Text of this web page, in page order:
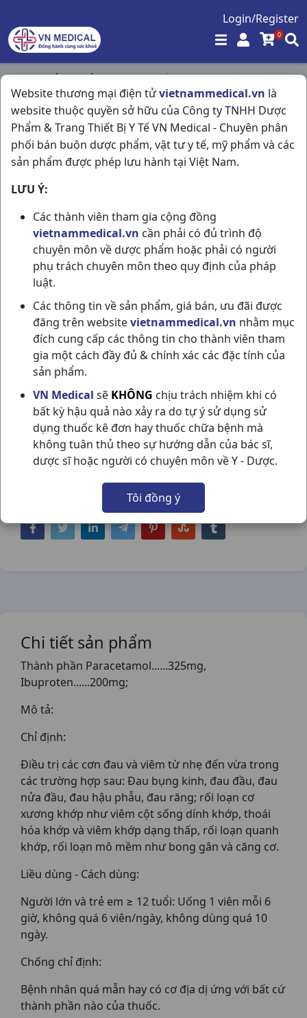
Login/Register
0
Website thương mại điện tửvietnammedical.vn là
website thuộc quyền sở hữu của Công ty TNHH Dược
Phẩm & Trang Thiết Bị Y Tế VN Medical - Chuyên phân
phối bán buôn dược phẩm, vật tư y tế, mỹ phẩm và các
sản phẩm được phép lưu hành tại Việt Nam.
LƯU Ý:
Các thành viên tham gia cộng đồng
vietnammedical.vn cần phải có đủ trình độ
chuyên môn về dược phẩm hoặc phải có người
phụ trách chuyên môn theo quy định của pháp
luật.
Các thông tin về sản phẩm, giá bán, ưu đãi được
đăng trên websitevietnammedical.vn nhằm mục
đích cung cấp các thông tin cho thành viên tham
gia một cách đầy đủ & chính xác các đặc tính của
sản phẩm.
VN Medical sẽ KHÔNG chịu trách nhiệm khi có
bất kỳ hậu quả nào xảy ra do tự ý sử dụng sử
dụng thuốc kê đơn hay thuốc chữa bệnh mà
không tuân thủ theo sự hướng dẫn của bác sĩ,
dược sĩ hoặc người có chuyên môn về Y - Dược.
Tôi đồng ý
Trang chủ / Giảm Đau - Hạ Sốt /
Partamol Extra H10vi4vbf Stellapharm
PARTAMOL EXTRA H10VI4VBF
STELLAPHARM
NSX:Stellapharm
Nhóm hàng:
Giảm Đau - Hạ Sốt,
Chia sẻ qua mạng xã hội:
Chi tiết sản phẩm
Thành phần Paracetamol......325mg,
Ibuproten......200mg;
Mô tả:
Chỉ định:
Điều trị các cơn đau và viêm từ nhẹ đến vừa trong
các trường hợp sau: Đau bụng kinh, đau đầu, đau
nửa đầu, đau hậu phẫu, đau răng; rối loạn cơ
xương khớp như viêm cột sống dính khớp, thoái
hóa khớp và viêm khớp dạng thấp, rối loạn quanh
khớp, rối loạn mô mềm như bong gân và căng cơ.
Liều dùng - Cách dùng:
Người lớn và trẻ em ≥ 12 tuổi: Uống 1 viên mỗi 6
giờ, không quá 6 viên/ngày, không dùng quá 10
ngày.
Chống chỉ định:
Bệnh nhân quá mẫn hay có cơ địa dị ứng với bất cứ
thành phần nào của thuốc.